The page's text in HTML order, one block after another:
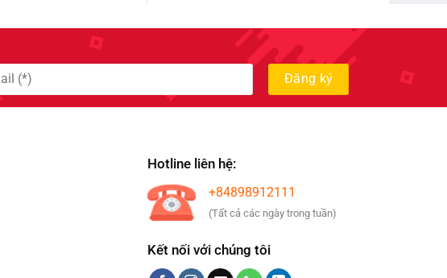
Hotline liên hệ:
+84898912111
(Tất cả các ngày trong tuần)
Kết nối với chúng tôi